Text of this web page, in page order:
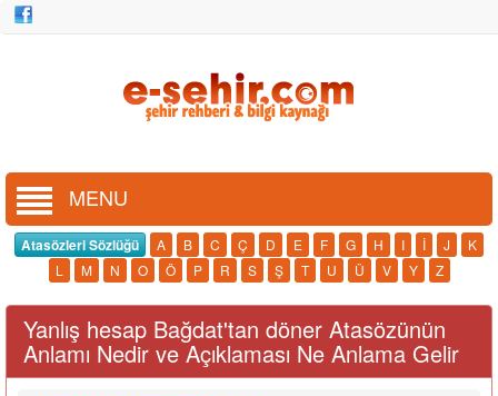
MENU
Atasözleri Sözlüğü A B C Ç D E F G H I İ J
K
L
M N O Ö P R S Ş T U Ü V Y Z
Yanlış hesap Bağdat'tan döner Atasözünün
Anlamı Nedir ve Açıklaması Ne Anlama Gelir